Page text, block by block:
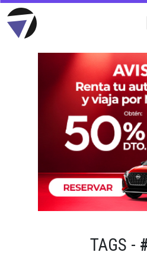
TAGS -